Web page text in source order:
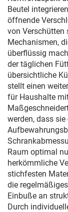
Beutel
öffnende
von Verschütten
Mechanismen,
überflüssig
der täglichen
übersichtliche
stellt einen
für Haushalte
werden, dass
Raum optimal
herkömmliche
stichfesten
die
Einbuße an
Durch